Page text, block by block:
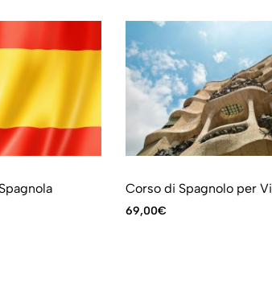
Corso di Spagnolo per
69,00€